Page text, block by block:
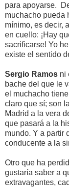
para apoyarse.
muchacho pueda
mínimo, es decir,
en cuello: ¡Hay
sacrificarse! Yo
existe el sentido
Sergio Ramos ni
bache del que le
el muchacho
claro que sí; son
Madrid a la vera
que pasará a la
mundo. Y a partir
conducente a la
Otro que ha
gustaría saber a
extravagantes,